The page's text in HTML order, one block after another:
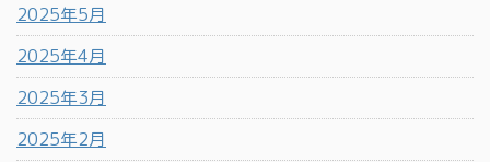
2025年5月
2025年4月
2025年3月
2025年2月